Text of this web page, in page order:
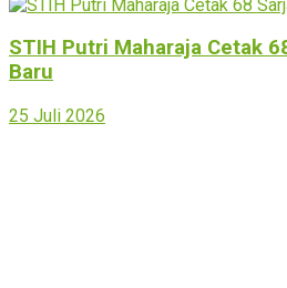
STIH Putri Maharaja Cetak
Baru
25 Juli 2026